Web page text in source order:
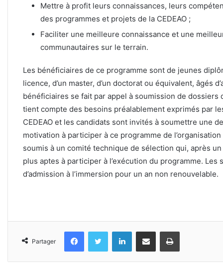
Mettre à profit leurs connaissances, leurs
des programmes et projets de la CEDEAO ;
Faciliter une meilleure connaissance et une
communautaires sur le terrain.
Les bénéficiaires de ce programme sont de jeunes
licence, d’un master, d’un doctorat ou équivalent, âgés
bénéficiaires se fait par appel à soumission de dossiers
tient compte des besoins préalablement exprimés par
CEDEAO et les candidats sont invités à soumettre une
motivation à participer à ce programme de
soumis à un comité technique de sélection qui, après
plus aptes à participer à l’exécution du programme.
d’admission à l’immersion pour un an non renouvelable.
Partager
FacebookTwitter LinkedinPartager par email Imprimer